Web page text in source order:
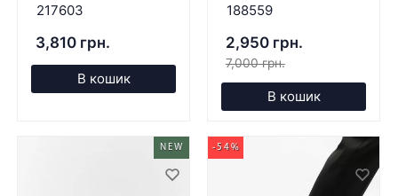
217603
3,810 грн.
В кошик
188559
2,950 грн.
7,000 грн.
В кошик
NEW -54%